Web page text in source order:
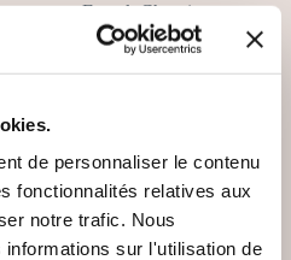
de personnaliser le contenu
fonctionnalités relatives aux
notre trafic. Nous
informations sur l'utilisation de
Franck Chanrion
COMPRENDRE LA
CYNOPHOBIE
3€69